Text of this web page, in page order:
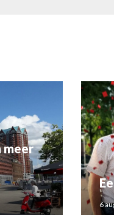
meer
6